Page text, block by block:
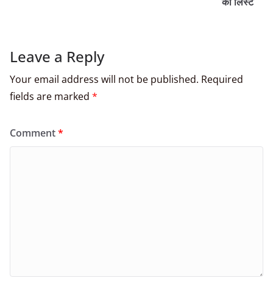
Leave a Reply
Your email address will not be published. Required
fields are marked *
Comment*